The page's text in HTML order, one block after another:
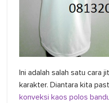
Ini adalah salah satu cara
karakter. Diantara kita
konveksi kaos polos